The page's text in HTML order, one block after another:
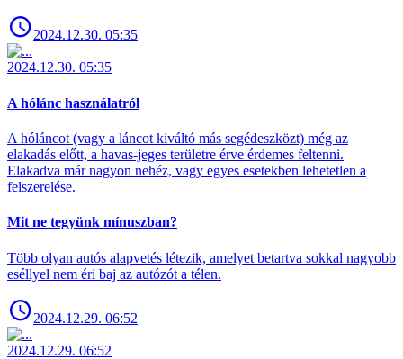
2024.12.30. 05:35
2024.12.30. 05:35
A hólánc használatról
A hóláncot (vagy a láncot kiváltó más segédeszközt) még az
elakadás előtt, a havas-jeges területre érve érdemes feltenni.
Elakadva már nagyon nehéz, vagy egyes esetekben lehetetlen a
felszerelése.
Mit ne tegyünk mínuszban?
Több olyan autós alapvetés létezik, amelyet betartva sokkal nagyobb
eséllyel nem éri baj az autózót a télen.
2024.12.29. 06:52
2024.12.29. 06:52